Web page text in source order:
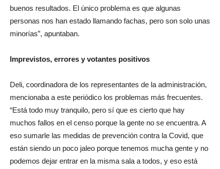
buenos resultados. El único problema es que algunas
personas nos han estado llamando fachas, pero son solo unas
minorías”, apuntaban.
Imprevistos, errores y votantes positivos
Deli, coordinadora de los representantes de la administración,
mencionaba a este periódico los problemas más frecuentes.
“Está todo muy tranquilo, pero sí que es cierto que hay
muchos fallos en el censo porque la gente no se encuentra. A
eso sumarle las medidas de prevención contra la Covid, que
están siendo un poco jaleo porque tenemos mucha gente y no
podemos dejar entrar en la misma sala a todos, y eso está